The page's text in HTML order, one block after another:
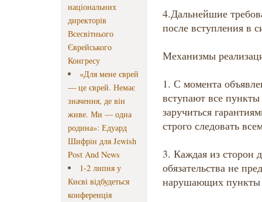
національних
директорів
Всесвітнього
Єврейського
Конгресу
«Для мене єврей
— це єврей. Немає
значення, де він
живе. Ми — одна
родина»: Едуард
Шифрін для Jewish
Post And News
1-2 липня у
Києві відбудеться
конференція
4.Дальнейшие
после вступления в
Механизмы
1. С момента
вступают все
заручиться
строго следовать
3. Каждая из сторон
обязательства не
нарушающих пункты